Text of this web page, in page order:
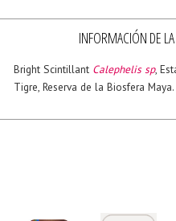
INFORMACIÓN DE
Bright Scintillant Calephelis sp,
Tigre, Reserva de la Biosfera Maya.